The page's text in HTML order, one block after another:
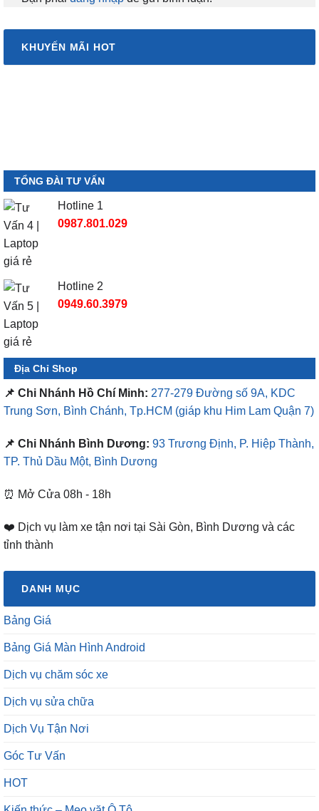
KHUYẾN MÃI HOT
TỔNG ĐÀI TƯ VẤN
Hotline 1
0987.801.029
Hotline 2
0949.60.3979
Địa Chỉ Shop
📌 Chi Nhánh Hồ Chí Minh: 277-279 Đường số 9A, KDC
Trung Sơn, Bình Chánh, Tp.HCM (giáp khu Him Lam Quận 7)
📌 Chi Nhánh Bình Dương: 93 Trương Định, P. Hiệp Thành,
TP. Thủ Dầu Một, Bình Dương
⏰ Mở Cửa 08h - 18h
❤️ Dịch vụ làm xe tận nơi tại Sài Gòn, Bình Dương và các
tỉnh thành
DANH MỤC
Bảng Giá
Bảng Giá Màn Hình Android
Dịch vụ chăm sóc xe
Dịch vụ sửa chữa
Dịch Vụ Tận Nơi
Góc Tư Vấn
HOT